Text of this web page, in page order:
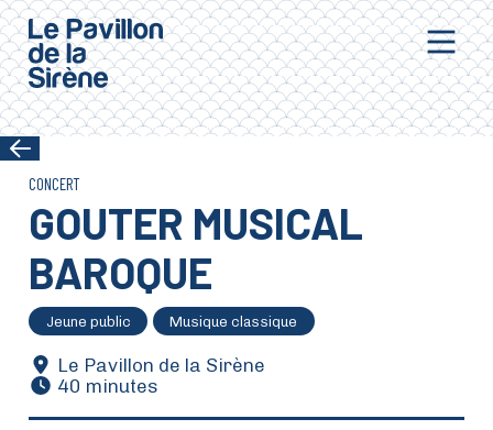
Aller au contenu principal
CONCERT
GOUTER MUSICAL
BAROQUE
Jeune public Musique classique
Le Pavillon de la Sirène
40 minutes